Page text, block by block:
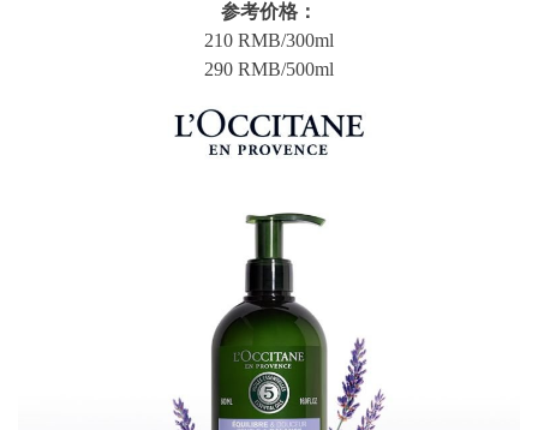
参考价格：
210 RMB/300ml
290 RMB/500ml